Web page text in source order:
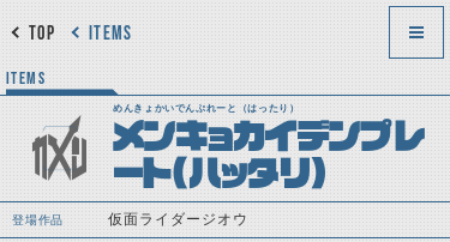
ITEMS
TOP
ITEMS
めんきょかいでんぷれーと（はったり）
メンキョカイデンプレ
ート(ハッタリ)
登場作品 仮面ライダージオウ